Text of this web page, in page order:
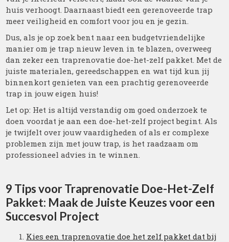
huis verhoogt. Daarnaast biedt een gerenoveerde trap
meer veiligheid en comfort voor jou en je gezin.
Dus, als je op zoek bent naar een budgetvriendelijke
manier om je trap nieuw leven in te blazen, overweeg
dan zeker een traprenovatie doe-het-zelf pakket. Met de
juiste materialen, gereedschappen en wat tijd kun jij
binnenkort genieten van een prachtig gerenoveerde
trap in jouw eigen huis!
Let op: Het is altijd verstandig om goed onderzoek te
doen voordat je aan een doe-het-zelf project begint. Als
je twijfelt over jouw vaardigheden of als er complexe
problemen zijn met jouw trap, is het raadzaam om
professioneel advies in te winnen.
9 Tips voor Traprenovatie Doe-Het-Zelf
Pakket: Maak de Juiste Keuzes voor een
Succesvol Project
Kies een traprenovatie doe het zelf pakket dat bij